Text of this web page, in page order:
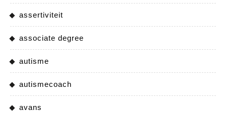
assertiviteit
associate degree
autisme
autismecoach
avans